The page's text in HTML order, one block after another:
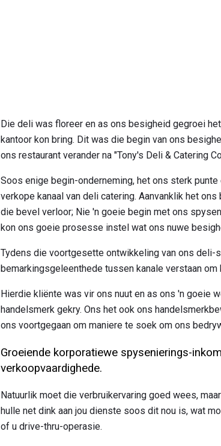
Die deli was floreer en as ons besigheid gegroei
kantoor kon bring. Dit was die begin van ons
ons restaurant verander na "Tony's Deli & Catering
Soos enige begin-onderneming, het ons sterk
verkope kanaal van deli catering. Aanvanklik het
die bevel verloor; Nie 'n goeie begin met ons
kon ons goeie prosesse instel wat ons nuwe
Tydens die voortgesette ontwikkeling van ons
bemarkingsgeleenthede tussen kanale verstaan
Hierdie kliënte was vir ons nuut en as ons 'n goeie
handelsmerk gekry. Ons het ook ons
ons voortgegaan om maniere te soek om ons
Groeiende korporatiewe spysenierings-
verkoopvaardighede.
Natuurlik moet die verbruikervaring goed wees,
hulle net dink aan jou dienste soos dit nou is, wat
of u drive-thru-operasie.